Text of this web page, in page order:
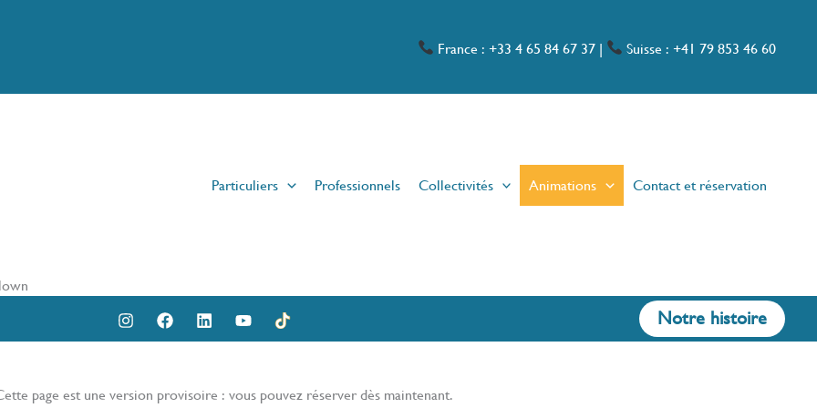
France : +33 4 65 84 67 37| Suisse : +41 79 853 46 60
Particuliers Professionnels Collectivités Animations Contact et réservation
Notre histoire
page est une version provisoire : vous pouvez réserver dès maintenant.